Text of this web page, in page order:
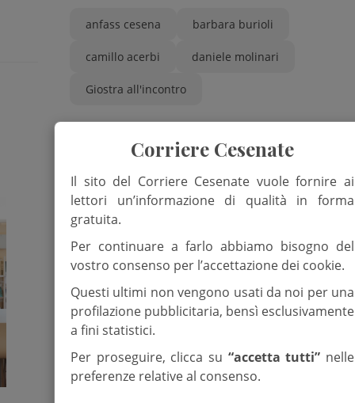
anfass cesena barbara burioli
camillo acerbi daniele molinari
Giostra all'incontro
CESENA
Corriere Cesenate
Il sito del Corriere Cesenate vuole fornire ai
lettori un’informazione di qualità in forma
gratuita.
Per continuare a farlo abbiamo bisogno del
vostro consenso per l’accettazione dei cookie.
Questi ultimi non vengono usati da noi per una
profilazione pubblicitaria, bensì esclusivamente
a fini statistici.
Per proseguire, clicca su “accetta tutti” nelle
preferenze relative al consenso.